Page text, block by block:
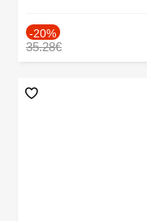
-20%
35.28€